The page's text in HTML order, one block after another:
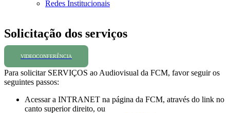
Redes Institucionais
Solicitação dos serviços
VIDEOCONFERÊNCIA
Para solicitar SERVIÇOS ao Audiovisual da FCM, favor seguir os
seguintes passos:
Acessar a INTRANET na página da FCM, através do link no
canto superior direito, ou